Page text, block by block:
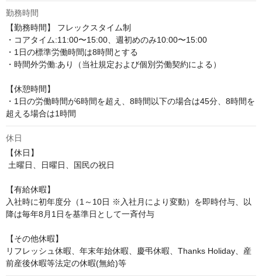
勤務時間
【勤務時間】 フレックスタイム制
・コアタイム:11:00〜15:00、週初めのみ10:00〜15:00
・1日の標準労働時間は8時間とする
・時間外労働:あり（当社規定および個別労働契約による）
【休憩時間】
・1日の労働時間が6時間を超え、8時間以下の場合は45分、8時間を
超える場合は1時間
休日
【休日】
【有給休暇】
入社時に初年度分（1～10日 ※入社月により変動）を即時付与、以
降は毎年8月1日を基準日として一斉付与
【その他休暇】
リフレッシュ休暇、年末年始休暇、慶弔休暇、Thanks Holiday、産
前産後休暇等法定の休暇(無給)等